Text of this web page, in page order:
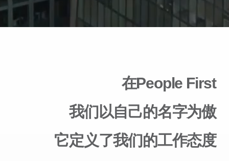
在People First
我们以自己的名字为傲
它定义了我们的工作态度